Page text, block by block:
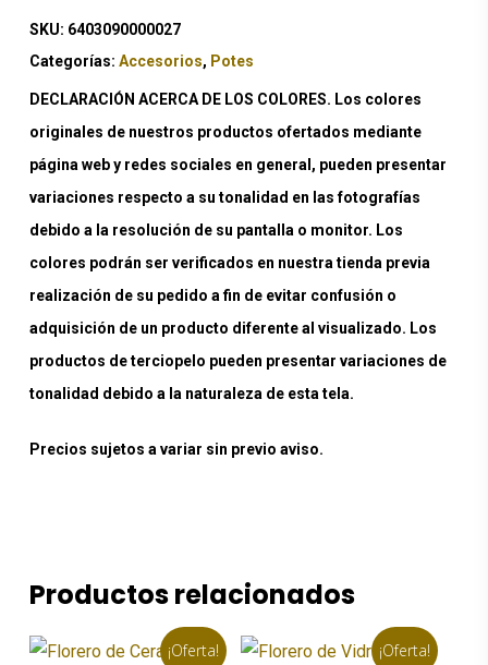
SKU: 6403090000027
Categorías: Accesorios, Potes
DECLARACIÓN ACERCA DE LOS COLORES. Los colores
originales de nuestros productos ofertados mediante
página web y redes sociales en general, pueden presentar
variaciones respecto a su tonalidad en las fotografías
debido a la resolución de su pantalla o monitor. Los
colores podrán ser verificados en nuestra tienda previa
realización de su pedido a fin de evitar confusión o
adquisición de un producto diferente al visualizado. Los
productos de terciopelo pueden presentar variaciones de
tonalidad debido a la naturaleza de esta tela.
Precios sujetos a variar sin previo aviso.
Productos relacionados
¡Oferta! ¡Oferta!